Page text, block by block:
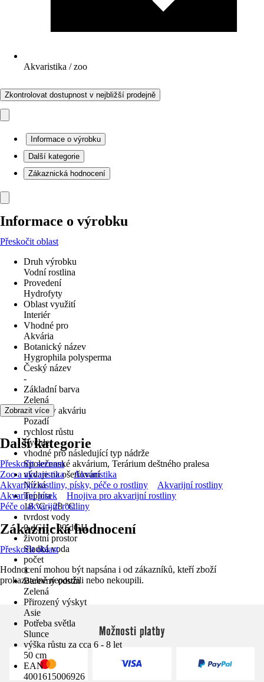
Akvaristika / zoo
Zkontrolovat dostupnost v nejbližší prodejně
Informace o výrobku
Další kategorie
Zákaznická hodnocení
Informace o výrobku
Přeskočit oblast
Druh výrobku
Vodní rostlina
Provedení
Hydrofyty
Oblast využití
Interiér
Vhodné pro
Akvária
Botanický název
Hygrophila polysperma
Český název
-
Základní barva
Zelená
poloha v akváriu
Pozadí
rychlost růstu
Rychle
vhodné pro následující typ nádrže
Společenské akvárium, Terárium deštného pralesa
výdaje na ošetřování
Nízká
Teplota
18 °C - 28 °C
tvrdost vody
0 dGH - 20 dGH
životní prostor
Sladká voda
počet
1
Barevný odstín
Zelená
Přirozený výskyt
Asie
Potřeba světla
Slunce
výška růstu za cca 6 - 8 let
50 cm
EAN
4001615006926
Zobrazit více
Další kategorie
Přeskočit seznam
Zoo a akvaristika
Akvaristika
Akvarijní rostliny, písky, péče o rostliny
Akvarijní rostliny
Akvarijní písek
Hnojiva pro akvarijní rostliny
Péče o akvarijní rostliny
Zákaznická hodnocení
Přeskočit oblast
Hodnocení mohou být napsána i od zákazníků, kteří zboží
prokazatelně nepoužili nebo nekoupili.
Možnosti platby